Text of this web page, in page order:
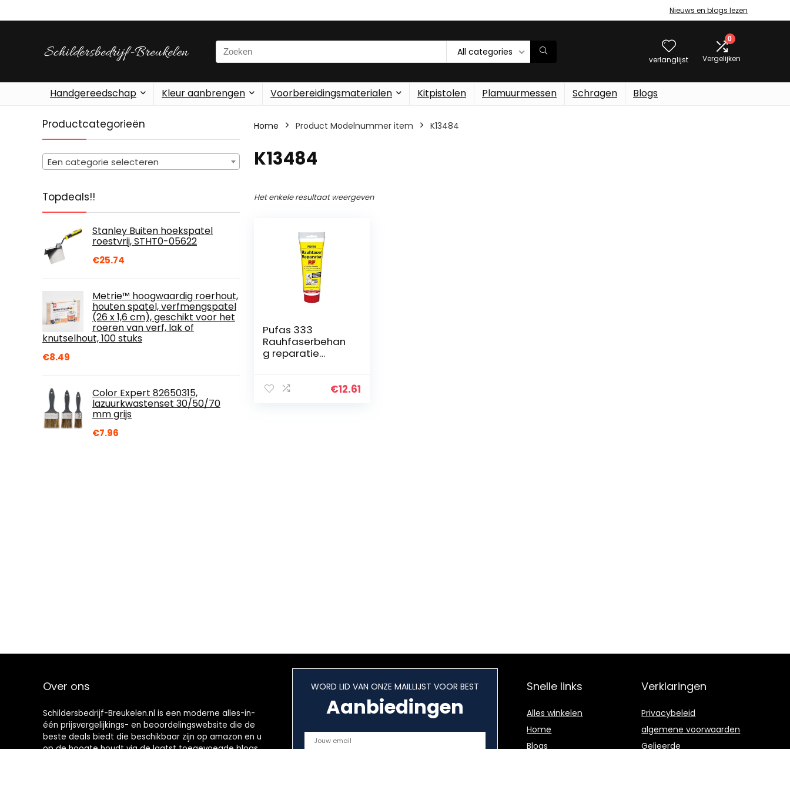
Nieuws en blogs lezen
Search
for:
All categories
verlanglijst
0
Vergelijken
Handgereedschap Kleur aanbrengen Voorbereidingsmaterialen Kitpistolen Plamuurmessen Schragen Blogs
Productcategorieën
Een categorie selecteren
Topdeals!!
Stanley Buiten hoekspatel
roestvrij, STHT0-05622
€25.74
Metrie™ hoogwaardig roerhout,
houten spatel, verfmengspatel
(26 x 1,6 cm), geschikt voor het
roeren van verf, lak of
knutselhout, 100 stuks
€8.49
Color Expert 82650315,
lazuurkwastenset 30/50/70
mm grijs
€7.96
Home Product Modelnummer item ‎K13484
‎K13484
Het enkele resultaat weergeven
Pufas 333
Rauhfaserbehan
g reparatie
330 g
€12.61
Over ons
Schildersbedrijf-Breukelen.nl is een moderne alles-in-
één prijsvergelijkings- en beoordelingswebsite die de
beste deals biedt die beschikbaar zijn op amazon en u
op de hoogte houdt via de laatst toegevoegde blogs.
WORD LID VAN ONZE MAILLIJST VOOR BEST
Aanbiedingen
Snelle links
Alles winkelen
Home
Blogs
Verklaringen
Privacybeleid
algemene voorwaarden
Gelieerde